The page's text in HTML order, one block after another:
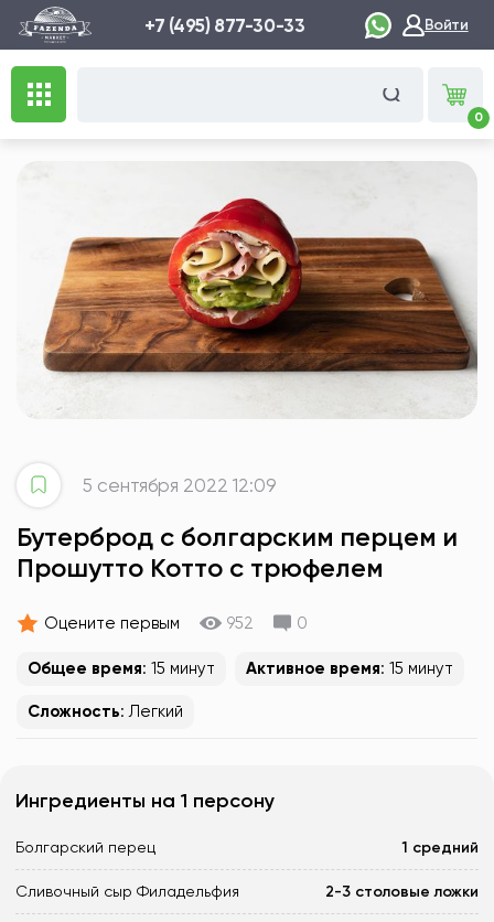
+7 (495) 877-30-33 Войти
0
5 сентября 2022 12:09
Бутерброд с болгарским перцем и
Прошутто Котто с трюфелем
Оцените первым 952 0
Общее время: 15 минут Активное время: 15 минут
Сложность: Легкий
Ингредиенты на 1 персону
Болгарский перец 1 средний
Сливочный сыр Филадельфия 2-3 столовые ложки